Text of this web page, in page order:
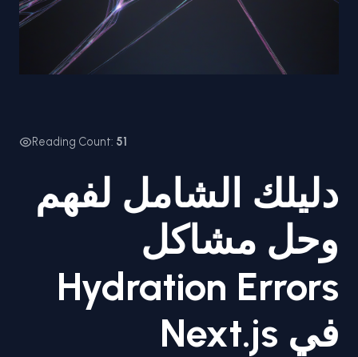
Reading Count: 51
دليلك الشامل لفهم
وحل مشاكل
Hydration Errors
في Next.js